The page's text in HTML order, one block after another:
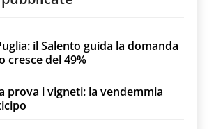
il Salento guida la domanda
cresce del 49%
prova i vigneti: la vendemmia